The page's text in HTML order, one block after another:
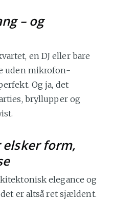
– og
en DJ eller bare
uden mikrofon-
Og ja, det
bryllupper og
elsker form,
elegance og
er altså ret sjældent.